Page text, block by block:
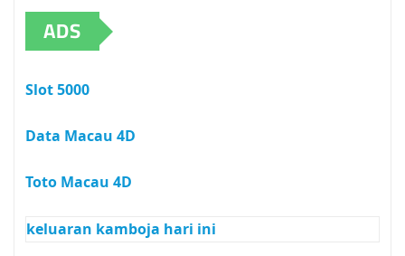
ADS
Slot 5000
Data Macau 4D
Toto Macau 4D
keluaran kamboja hari ini